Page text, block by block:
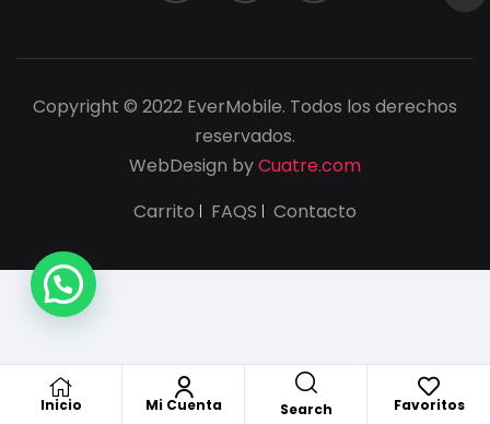
Inicio Mi Cuenta Search Favoritos
Copyright © 2022 EverMobile. Todos los derechos
reservados.
WebDesign byCuatre.com
Carrito
FAQS Contacto